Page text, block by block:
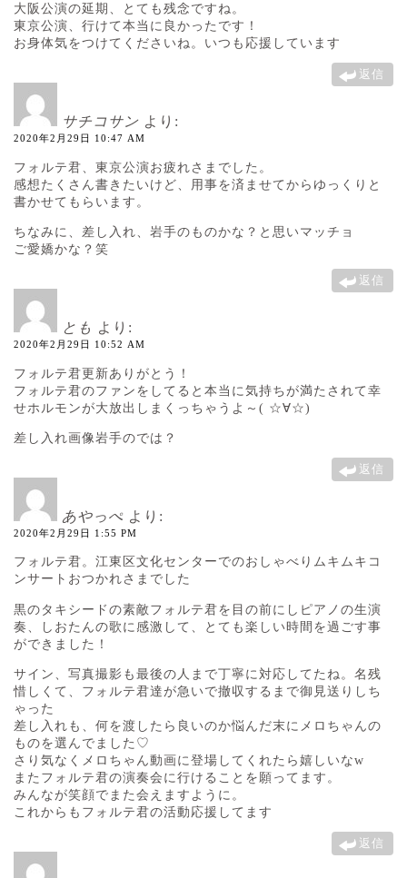
大阪公演の延期、とても残念ですね。
東京公演、行けて本当に良かったです！
お身体気をつけてくださいね。いつも応援しています
返信
サチコサン より:
2020年2月29日 10:47 AM
フォルテ君、東京公演お疲れさまでした。
感想たくさん書きたいけど、用事を済ませてからゆっくりと
書かせてもらいます。
ちなみに、差し入れ、岩手のものかな？と思いマッチョ
ご愛嬌かな？笑
返信
とも より:
2020年2月29日 10:52 AM
フォルテ君更新ありがとう！
フォルテ君のファンをしてると本当に気持ちが満たされて幸
せホルモンが大放出しまくっちゃうよ～( ☆∀☆)
差し入れ画像岩手のでは？
返信
あやっぺ より:
2020年2月29日 1:55 PM
フォルテ君。江東区文化センターでのおしゃべりムキムキコ
ンサートおつかれさまでした
黒のタキシードの素敵フォルテ君を目の前にしピアノの生演
奏、しおたんの歌に感激して、とても楽しい時間を過ごす事
ができました！
サイン、写真撮影も最後の人まで丁寧に対応してたね。名残
惜しくて、フォルテ君達が急いで撤収するまで御見送りしち
ゃった
差し入れも、何を渡したら良いのか悩んだ末にメロちゃんの
ものを選んでました♡
さり気なくメロちゃん動画に登場してくれたら嬉しいなw
またフォルテ君の演奏会に行けることを願ってます。
みんなが笑顔でまた会えますように。
これからもフォルテ君の活動応援してます
返信